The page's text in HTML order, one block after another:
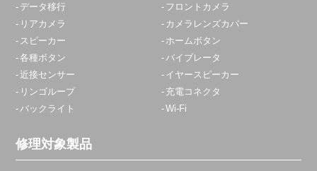
データ移行
フロントカメラ
リアカメラ
カメラレンズカバー
スピーカー
ホームボタン
各種ボタン
バイブレータ
近接センサー
イヤースピーカー
リンゴループ
充電コネクタ
バックライト
Wi-Fi
修理対象製品